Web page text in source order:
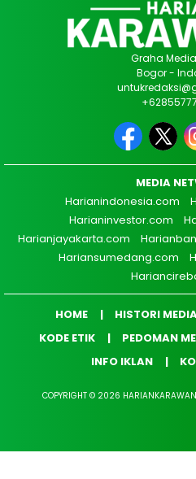
Graha
Bogor -
MEDIA
Harianindonesia.com
Harianinvestor.com
Harianjayakarta.com
Hariansumedang.com
HOME HISTORI
KODE ETIK
PEDOMAN
INFO IKLAN
COPYRIGHT © 2026